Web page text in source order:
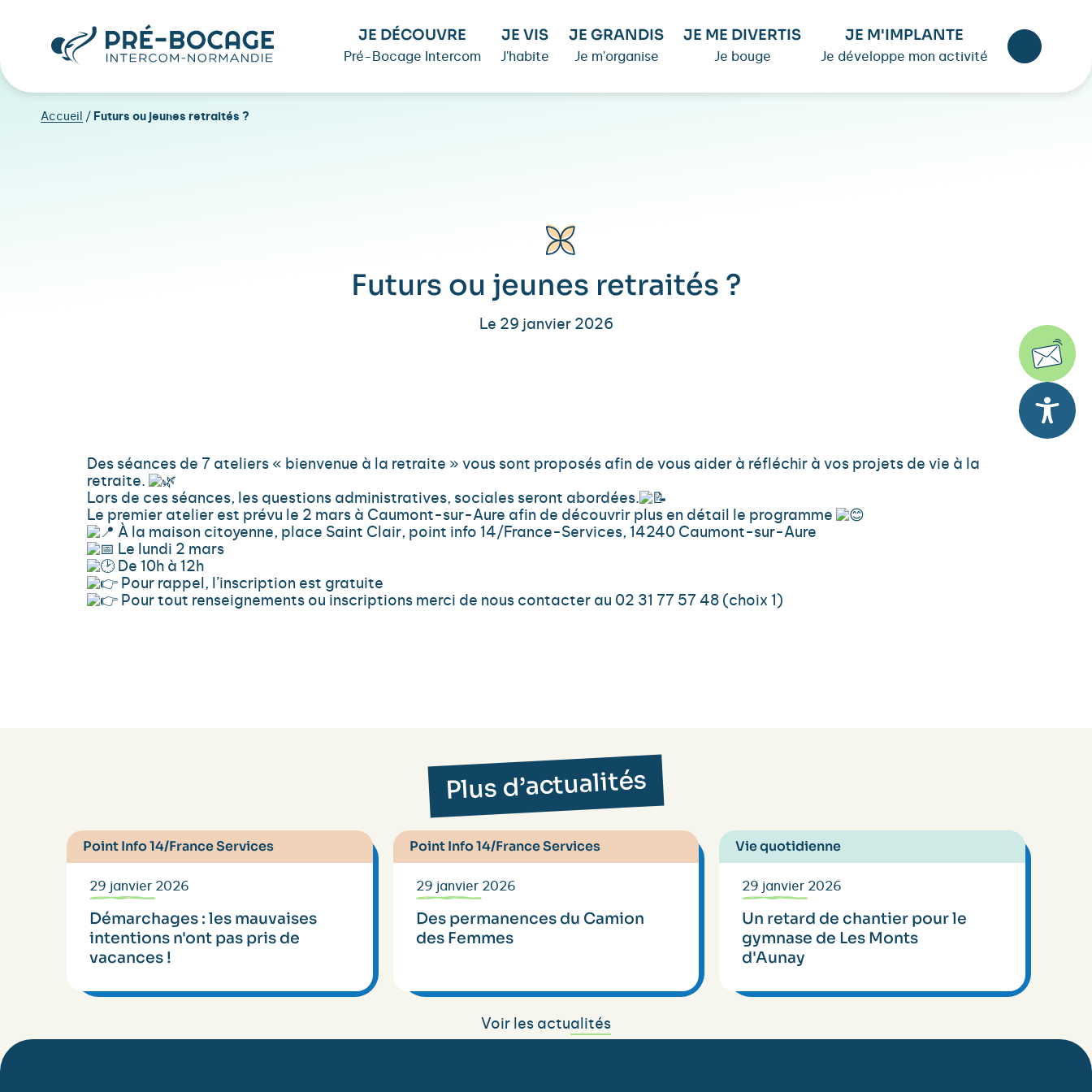
JE DÉCOUVRE
Pré-Bocage Intercom
JE VIS
J'habite
JE GRANDIS
Je m'organise
JE ME DIVERTIS
Je bouge
JE M'IMPLANTE
Je développe mon activité
Accueil / Futurs ou jeunes retraités ?
Futurs ou jeunes retraités ?
Le 29 janvier 2026
Des séances de 7 ateliers « bienvenue à la retraite » vous sont proposés afin de vous aider à réfléchir à vos projets de vie à la
retraite.
Lors de ces séances, les questions administratives, sociales seront abordées.
Le premier atelier est prévu le 2 mars à Caumont-sur-Aure afin de découvrir plus en détail le programme
À la maison citoyenne, place Saint Clair, point info 14/France-Services, 14240 Caumont-sur-Aure
Le lundi 2 mars
De 10h à 12h
Pour rappel, l’inscription est gratuite
Pour tout renseignements ou inscriptions merci de nous contacter au 02 31 77 57 48 (choix 1)
Plus d’actualités
Point Info 14/France Services
29 janvier 2026
Démarchages : les mauvaises
intentions n'ont pas pris de
vacances !
Point Info 14/France Services
29 janvier 2026
Des permanences du Camion
des Femmes
Vie quotidienne
29 janvier 2026
Un retard de chantier pour le
gymnase de Les Monts
d'Aunay
Voir les actualités